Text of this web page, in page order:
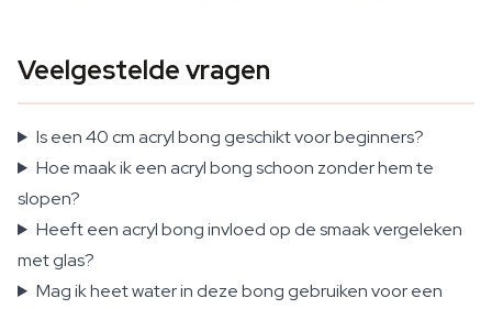
Veelgestelde vragen
Is een 40 cm acryl bong geschikt voor beginners?
Hoe maak ik een acryl bong schoon zonder hem te
slopen?
Heeft een acryl bong invloed op de smaak vergeleken
met glas?
Mag ik heet water in deze bong gebruiken voor een